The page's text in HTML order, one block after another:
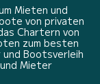
Mieten und
von privaten
Chartern von
zum besten
Bootsverleih
Mieter